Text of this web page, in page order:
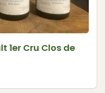
1er Cru Clos de